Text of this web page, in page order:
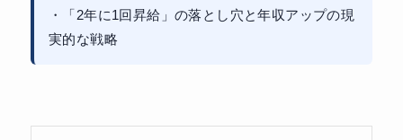
・「2年に1回昇給」の落とし穴と年収アップの現
実的な戦略